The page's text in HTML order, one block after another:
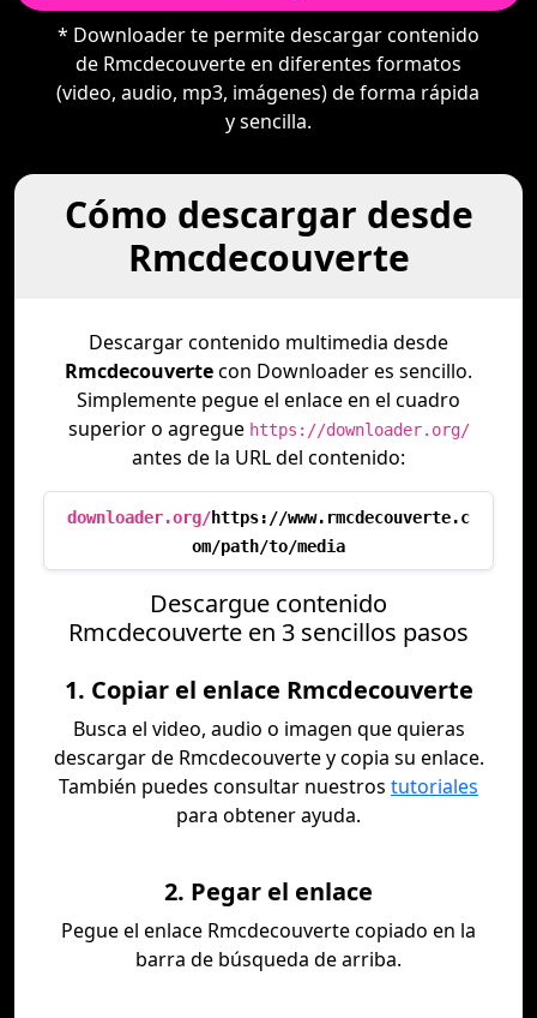
* Downloader te permite descargar contenido
de Rmcdecouverte en diferentes formatos
(video, audio, mp3, imágenes) de forma rápida
y sencilla.
Cómo descargar desde
Rmcdecouverte
Descargar contenido multimedia desde
Rmcdecouvertecon Downloader es sencillo.
Simplemente pegue el enlace en el cuadro
superior o agregue https://downloader.org/
antes de la URL del contenido:
downloader.org/https://www.rmcdecouverte.c
om/path/to/media
Descargue contenido
Rmcdecouverte en 3 sencillos pasos
1. Copiar el enlace Rmcdecouverte
Busca el video, audio o imagen que quieras
descargar de Rmcdecouverte y copia su enlace.
También puedes consultar nuestros tutoriales
para obtener ayuda.
2. Pegar el enlace
Pegue el enlace Rmcdecouverte copiado en la
barra de búsqueda de arriba.